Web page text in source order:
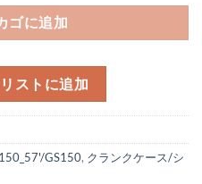
ゴに追加
ストに追加
GS150, クランクケース/シ